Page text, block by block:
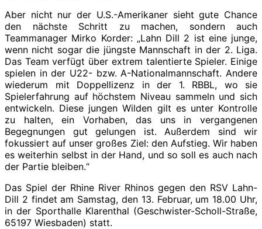
Aber nicht nur der U.S.-Amerikaner sieht gute Chance
den nächste Schritt zu machen, sondern auch
Teammanager Mirko Korder: „Lahn Dill 2 ist eine junge,
wenn nicht sogar die jüngste Mannschaft in der 2. Liga.
Das Team verfügt über extrem talentierte Spieler. Einige
spielen in der U22- bzw. A-Nationalmannschaft. Andere
wiederum mit Doppellizenz in der 1. RBBL, wo sie
Spielerfahrung auf höchstem Niveau sammeln und sich
entwickeln. Diese jungen Wilden gilt es unter Kontrolle
zu halten, ein Vorhaben, das uns in vergangenen
Begegnungen gut gelungen ist. Außerdem sind wir
fokussiert auf unser großes Ziel: den Aufstieg. Wir haben
es weiterhin selbst in der Hand, und so soll es auch nach
der Partie bleiben.“
Das Spiel der Rhine River Rhinos gegen den RSV Lahn-
Dill 2 findet am Samstag, den 13. Februar, um 18.00 Uhr,
in der Sporthalle Klarenthal (Geschwister-Scholl-Straße,
65197 Wiesbaden) statt.